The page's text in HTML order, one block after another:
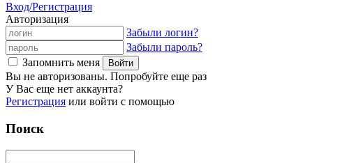
Вход/Регистрация
Авторизация
Забыли логин?
Забыли пароль?
Запомнить меня
Вы не авторизованы. Попробуйте еще раз
У Вас еще нет аккаунта?
Регистрация или войти с помощью
Поиск